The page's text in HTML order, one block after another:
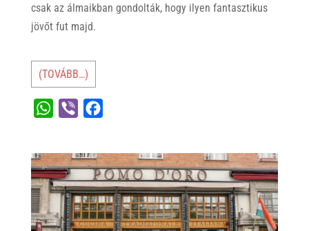
csak az álmaikban gondolták, hogy ilyen fantasztikus
jövőt fut majd.
(TOVÁBB…)
t
s
p
e
r
e
b
o
o